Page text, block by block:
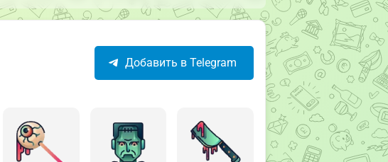
Добавить в Telegram